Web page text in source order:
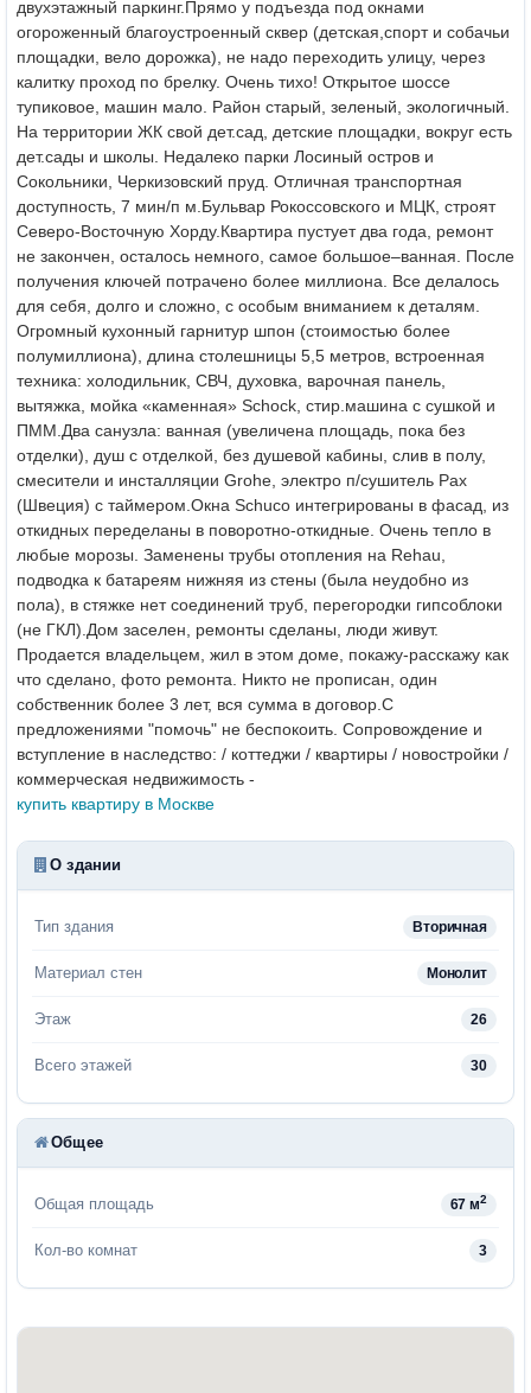
двухэтажный паркинг.Прямо у подъезда под окнами
огороженный благоустроенный сквер (детская,спорт и собачьи
площадки, вело дорожка), не надо переходить улицу, через
калитку проход по брелку. Очень тихо! Открытое шоссе
тупиковое, машин мало. Район старый, зеленый, экологичный.
На территории ЖК свой дет.сад, детские площадки, вокруг есть
дет.сады и школы. Недалеко парки Лосиный остров и
Сокольники, Черкизовский пруд. Отличная транспортная
доступность, 7 мин/п м.Бульвар Рокоссовского и МЦК, строят
Северо-Восточную Хорду. Квартира пустует два года, ремонт
не закончен, осталось немного, самое большое–ванная. После
получения ключей потрачено более миллиона. Все делалось
для себя, долго и сложно, с особым вниманием к деталям.
Огромный кухонный гарнитур шпон (стоимостью более
полумиллиона), длина столешницы 5,5 метров, встроенная
техника: холодильник, СВЧ, духовка, варочная панель,
вытяжка, мойка «каменная» Schock, стир.машина с сушкой и
ПММ. Два санузла: ванная (увеличена площадь, пока без
отделки), душ с отделкой, без душевой кабины, слив в полу,
смесители и инсталляции Grohe, электро п/сушитель Pax
(Швеция) с таймером. Окна Schuco интегрированы в фасад, из
откидных переделаны в поворотно-откидные. Очень тепло в
любые морозы. Заменены трубы отопления на Rehau,
подводка к батареям нижняя из стены (была неудобно из
пола), в стяжке нет соединений труб, перегородки гипсоблоки
(не ГКЛ). Дом заселен, ремонты сделаны, люди живут.
Продается владельцем, жил в этом доме, покажу-расскажу как
что сделано, фото ремонта. Никто не прописан, один
собственник более 3 лет, вся сумма в договор. С
предложениями "помочь" не беспокоить. Сопровождение и
вступление в наследство: / коттеджи / квартиры / новостройки /
коммерческая недвижимость -
купить квартиру в Москве
О здании
Тип здания Вторичная
Материал стен Монолит
Этаж 26
Всего этажей 30
Общее
Общая площадь 67 м2
Кол-во комнат 3